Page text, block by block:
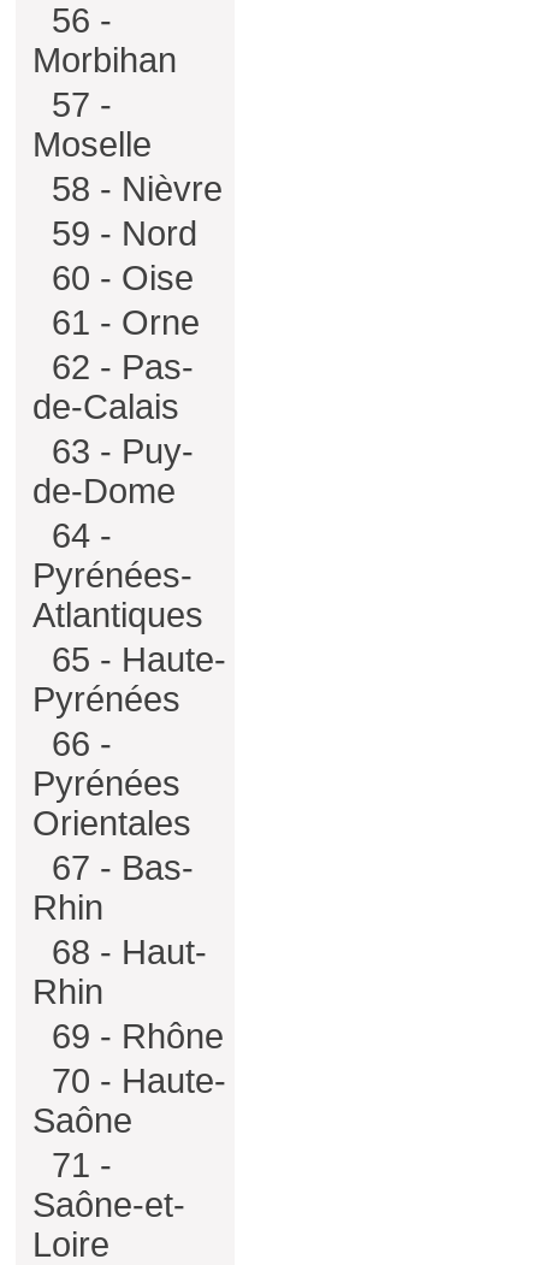
56 -
Morbihan
57 -
Moselle
58 - Nièvre
59 - Nord
60 - Oise
61 - Orne
62 - Pas-
de-Calais
63 - Puy-
de-Dome
64 -
Pyrénées-
Atlantiques
65 - Haute-
Pyrénées
66 -
Pyrénées
Orientales
67 - Bas-
Rhin
68 - Haut-
Rhin
69 - Rhône
70 - Haute-
Saône
71 -
Saône-et-
Loire